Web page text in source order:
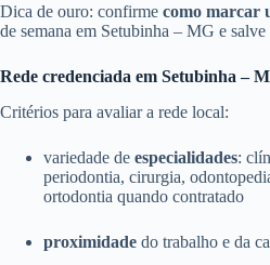
Dica de ouro: confirme como marcar
de semana em Setubinha – MG e
Rede credenciada em Setubinha –
Critérios para avaliar a rede local:
variedade de especialidades:
periodontia, cirurgia,
ortodontia quando contratado
proximidade do trabalho e da